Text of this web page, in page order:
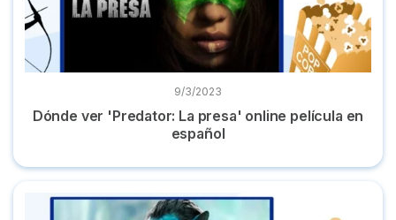
9/3/2023
Dónde ver 'Predator: La presa' online película en
español
Dónde ver 'Avatar' online la película completa en español